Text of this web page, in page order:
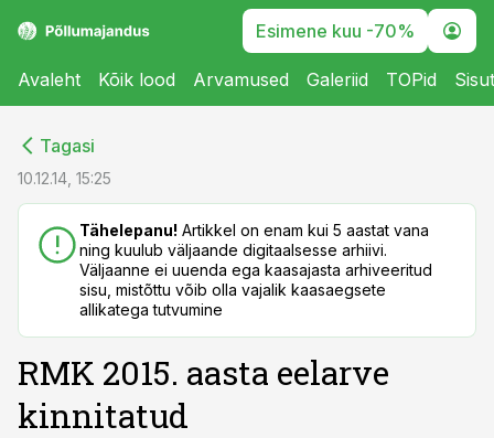
Esimene kuu -70%
Avaleht Kõik lood Arvamused Galeriid TOPid
Tagasi
10.12.14, 15:25
Tähelepanu! Artikkel on enam kui 5 aastat vana
ning kuulub väljaande digitaalsesse arhiivi.
Väljaanne ei uuenda ega kaasajasta arhiveeritud
sisu, mistõttu võib olla vajalik kaasaegsete
allikatega tutvumine
RMK 2015. aasta eelarve
kinnitatud